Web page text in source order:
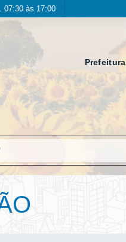
07:30 às 17:00
Prefeitura